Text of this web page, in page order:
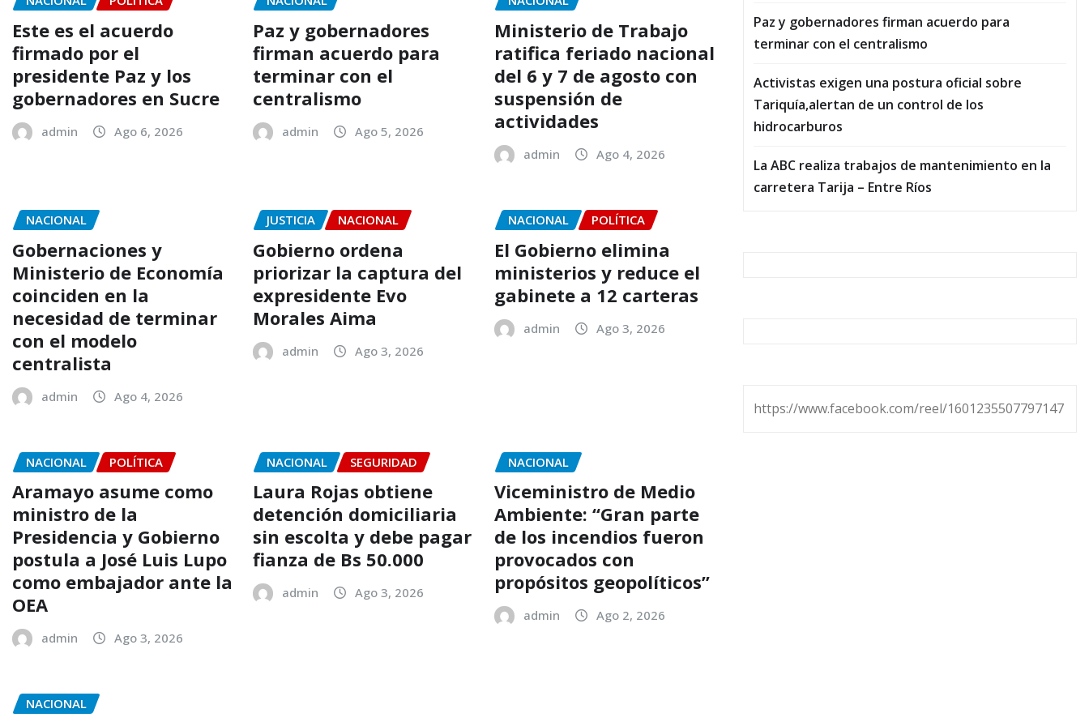
Este es el acuerdo
firmado por el
presidente Paz y los
gobernadores en Sucre
admin Ago 6, 2026
Paz y gobernadores
firman acuerdo para
terminar con el
centralismo
admin Ago 5, 2026
Ministerio de Trabajo
ratifica feriado nacional
del 6 y 7 de agosto con
suspensión de
actividades
admin Ago 4, 2026
NACIONAL
Gobernaciones y
Ministerio de Economía
coinciden en la
necesidad de terminar
con el modelo
centralista
admin Ago 4, 2026
JUSTICIA NACIONAL
Gobierno ordena
priorizar la captura del
expresidente Evo
Morales Aima
admin Ago 3, 2026
NACIONAL POLÍTICA
El Gobierno elimina
ministerios y reduce el
gabinete a 12 carteras
admin Ago 3, 2026
NACIONAL POLÍTICA
Aramayo asume como
ministro de la
Presidencia y Gobierno
postula a José Luis Lupo
como embajador ante la
OEA
admin Ago 3, 2026
NACIONAL SEGURIDAD
Laura Rojas obtiene
detención domiciliaria
sin escolta y debe pagar
fianza de Bs 50.000
admin Ago 3, 2026
NACIONAL
Viceministro de Medio
Ambiente: “Gran parte
de los incendios fueron
provocados con
propósitos geopolíticos”
admin Ago 2, 2026
NACIONAL
Paz y gobernadores firman acuerdo para
terminar con el centralismo
Activistas exigen una postura oficial sobre
Tariquía,alertan de un control de los
hidrocarburos
La ABC realiza trabajos de mantenimiento en la
carretera Tarija – Entre Ríos
https://www.facebook.com/reel/1601235507797147